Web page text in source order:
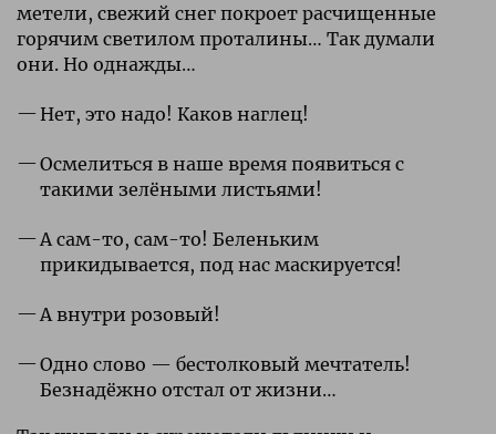
метели, свежий снег покроет расчищенные
горячим светилом проталины… Так думали
они. Но однажды…
Нет, это надо! Каков наглец!
Осмелиться в наше время появиться с
такими зелёными листьями!
А сам-то, сам-то! Беленьким
прикидывается, под нас маскируется!
А внутри розовый!
Одно слово — бестолковый мечтатель!
Безнадёжно отстал от жизни…